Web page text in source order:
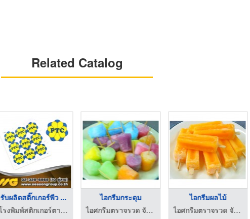
Related Catalog
รับผลิตสติ๊กเกอร์พีว ...
โรงพิมพ์สติกเกอร์ตามสั่ง - ซีซันกรุ๊ป
ไอกรีมกระดุม
ไอศกรีมตราจรวด จันทบุรี
ไอกรีมผลไม้
ไอศกรีมตราจรวด จันทบุรี